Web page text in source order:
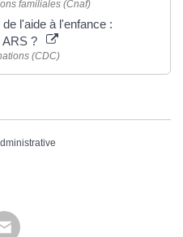
familiales (Cnaf)
l'aide à l'enfance :
?
(CDC)